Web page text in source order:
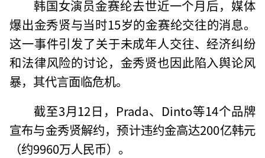
韩国女演员金赛纶去世近一个月后，媒体
爆出金秀贤与当时15岁的金赛纶交往的消息。
这一事件引发了关于未成年人交往、经济纠纷
和法律风险的讨论，金秀贤也因此陷入舆论风
暴，其代言面临危机。
截至3月12日，Prada、Dinto等14个品牌
宣布与金秀贤解约，预计违约金高达200亿韩元
（约9960万人民币）。